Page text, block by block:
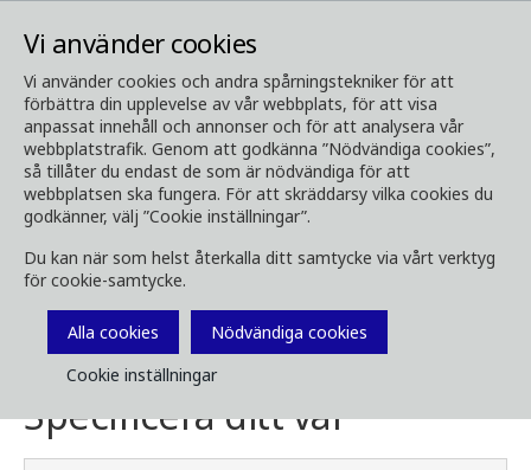
Vi använder cookies
Vi använder cookies och andra spårningstekniker för att
förbättra din upplevelse av vår webbplats, för att visa
anpassat innehåll och annonser och för att analysera vår
webbplatstrafik. Genom att godkänna ”Nödvändiga cookies”,
så tillåter du endast de som är nödvändiga för att
webbplatsen ska fungera. För att skräddarsy vilka cookies du
godkänner, välj ”Cookie inställningar”.
Du kan när som helst återkalla ditt samtycke via vårt verktyg
för cookie-samtycke.
Alla cookies
Nödvändiga cookies
Cookie inställningar
Media Ladda ner media
Ladda ner media
Här kan du ladda ner broschyrer, bilder, videor,
kundtidningar och annan media. Filtrera på
typ eller kategori i menyerna nedan.
Specificera ditt val